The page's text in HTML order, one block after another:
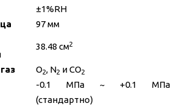
±1%RH
97 мм
38.48 см2
O2, N2 и CO2
-0.1 МПа ~ +0.1 МПа
(стандартно)